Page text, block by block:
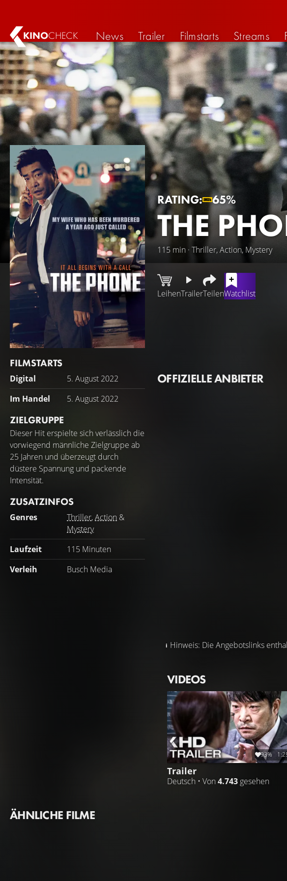
KINOCHECK News Trailer Filmstarts Streams
RATING: 65%
THE
115 min · Thriller, Action, Mystery
FILMSTARTS
Digital
5. August 2022
Im Handel
5. August 2022
ZIELGRUPPE
Dieser Hit erspielte sich verlässlich die
vorwiegend männliche Zielgruppe ab
25 Jahren und überzeugt durch
düstere Spannung und packende
Intensität.
ZUSATZINFOS
Genres Thriller,Action &
Mystery
Laufzeit
115 Minuten
Verleih
Busch Media
LeihenTrailerTeilenWatchlist
telefonieren kann. Fieberhaft wird
OFFIZIELLE ANBIETER
Hinweis: Die Angebotslinks
VIDEOS
93%
Trailer
Deutsch • Von4.743 gesehen
ÄHNLICHE FILME